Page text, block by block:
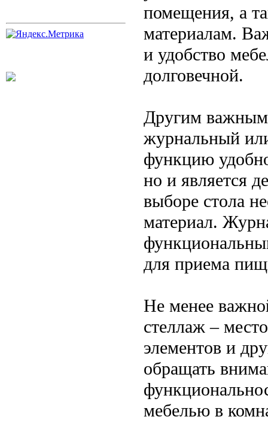
помещения, а
материалам.
и удобство
долговечной.
Другим важным
журнальный
функцию
но и является
выборе стола
материал.
для приема
Не менее
стеллаж –
элементов и
обращать
мебелью в